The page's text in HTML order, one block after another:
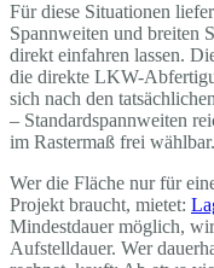
Für diese Situationen
Spannweiten und breiten
direkt einfahren lassen.
die direkte LKW-
sich nach den
– Standardspannweiten
im Rastermaß frei wählbar.
Wer die Fläche nur für
Projekt braucht, mietet:
Mindestdauer möglich,
Aufstelldauer. Wer